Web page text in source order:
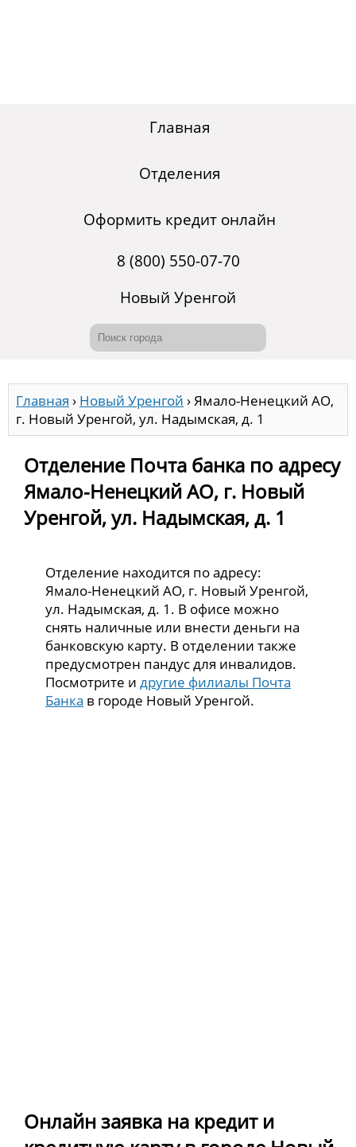
Главная
Отделения
Оформить кредит онлайн
8 (800) 550-07-70
Новый Уренгой
Главная › Новый Уренгой ›Ямало-Ненецкий АО,
г. Новый Уренгой, ул. Надымская, д. 1
Отделение Почта банка по адресу
Ямало-Ненецкий АО, г. Новый
Уренгой, ул. Надымская, д. 1
Отделение находится по адресу:
Ямало-Ненецкий АО, г. Новый Уренгой,
ул. Надымская, д. 1. В офисе можно
снять наличные или внести деньги на
банковскую карту. В отделении также
предусмотрен пандус для инвалидов.
Посмотрите идругие филиалы Почта
Банка в городе Новый Уренгой.
Онлайн заявка на кредит и